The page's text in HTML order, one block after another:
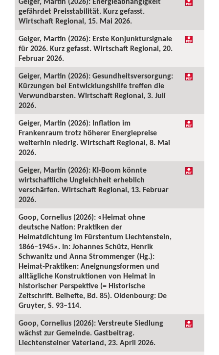
gefährdet Preisstabilität. Kurz gefasst.
Wirtschaft Regional, 15. Mai 2026.
Geiger, Martin (2026): Erste Konjunktursignale
für 2026. Kurz gefasst. Wirtschaft Regional, 20.
Februar 2026.
Geiger, Martin (2026): Gesundheitsversorgung:
Kürzungen bei Entwicklungshilfe treffen die
Verwundbarsten. Wirtschaft Regional, 3. Juli
2026.
Geiger, Martin (2026): Inflation im
Frankenraum trotz höherer Energiepreise
weiterhin niedrig. Wirtschaft Regional, 8. Mai
2026.
Geiger, Martin (2026): KI-Boom könnte
wirtschaftliche Ungleichheit erheblich
verschärfen. Wirtschaft Regional, 13. Februar
2026.
Goop, Cornelius (2026): «Heimat ohne
deutsche Nation: Praktiken der
Heimatdichtung im Fürstentum Liechtenstein,
1866–1945». In: Johannes Schütz, Henrik
Schwanitz und Anna Strommenger (Hg.):
Heimat-Praktiken: Aneignungsformen und
alltägliche Konstruktionen von Heimat in
historischer Perspektive (= Historische
Zeitschrift. Beihefte, Bd. 85). Oldenbourg: De
Gruyter, S. 93–114.
Goop, Cornelius (2026): Verstreute Siedlung
wächst zur Gemeinde. Gastbeitrag.
Liechtensteiner Vaterland, 23. April 2026.